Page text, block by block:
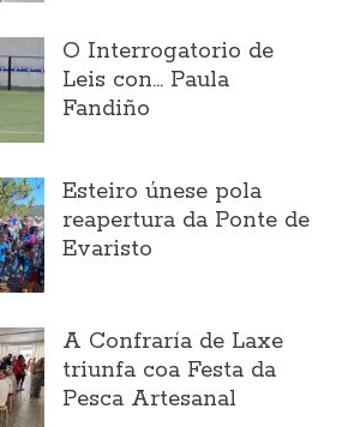
O Interrogatorio de
Leis con... Paula
Fandiño
Esteiro únese pola
reapertura da Ponte de
Evaristo
A Confraría de Laxe
triunfa coa Festa da
Pesca Artesanal